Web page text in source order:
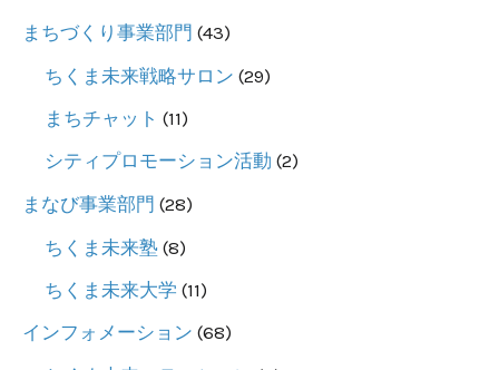
まちづくり事業部門 (43)
ちくま未来戦略サロン (29)
まちチャット (11)
シティプロモーション活動 (2)
まなび事業部門 (28)
ちくま未来塾 (8)
ちくま未来大学 (11)
インフォメーション (68)